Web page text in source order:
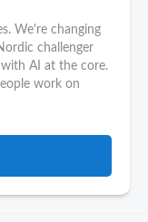
We're changing
challenger
AI at the core.
work on